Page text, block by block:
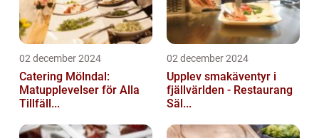
02 december 2024
Catering Mölndal:
Matupplevelser för Alla
Tillfäll...
02 december 2024
Upplev smakäventyr i
fjällvärlden - Restaurang
Säl...